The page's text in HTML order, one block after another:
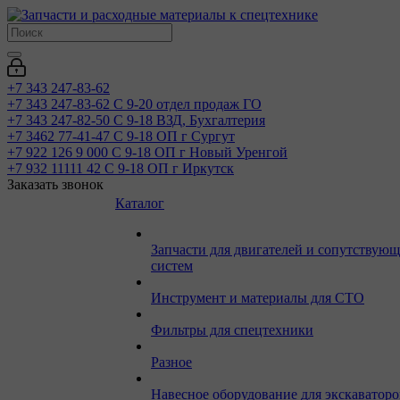
+7 343 247-83-62
+7 343 247-83-62 С 9-20 отдел продаж ГО
+7 343 247-82-50 С 9-18 ВЗД, Бухгалтерия
+7 3462 77-41-47 С 9-18 ОП г Сургут
+7 922 126 9 000 С 9-18 ОП г Новый Уренгой
+7 932 11111 42 С 9-18 ОП г Иркутск
Заказать звонок
Каталог
Запчасти для двигателей и
систем
Инструмент и материалы для СТО
Фильтры для спецтехники
Разное
Навесное оборудование для